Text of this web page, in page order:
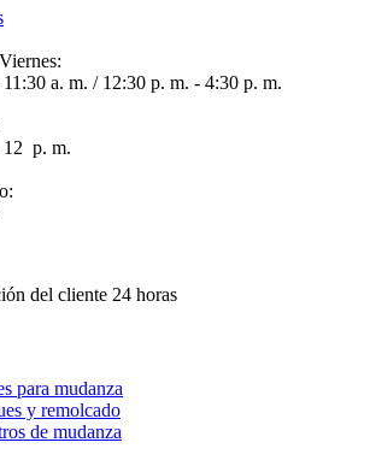
a. m. / 12:30 p. m. - 4:30 p. m.
12 p. m.
del cliente 24 horas
para mudanza
y remolcado
de mudanza